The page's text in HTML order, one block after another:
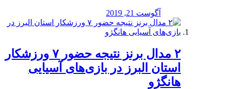
آگوست 21, 2019
۲ مدال برنز نتیجه حضور ۷ ورزشکار
استان البرز در بازی‌های آسیایی
هانگژو